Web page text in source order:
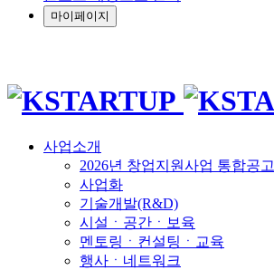
마이페이지
사업소개
2026년 창업지원사업 통합공고
사업화
기술개발(R&D)
시설ㆍ공간ㆍ보육
멘토링ㆍ컨설팅ㆍ교육
행사ㆍ네트워크